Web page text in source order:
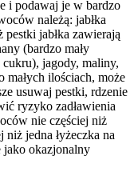
i podawaj je w bardzo
należą: jabłka
jabłka zawierają
(bardzo mały
jagody, maliny,
ilościach, może
usuwaj pestki, rdzenie
ryzyko zadławienia
nie częściej niż
jedna łyżeczka na
jako okazjonalny